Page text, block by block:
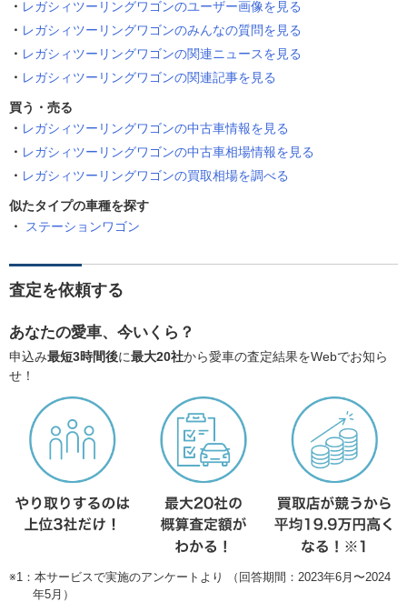
レガシィツーリングワゴンのユーザー画像を見る
レガシィツーリングワゴンのみんなの質問を見る
レガシィツーリングワゴンの関連ニュースを見る
レガシィツーリングワゴンの関連記事を見る
買う・売る
レガシィツーリングワゴンの中古車情報を見る
レガシィツーリングワゴンの中古車相場情報を見る
レガシィツーリングワゴンの買取相場を調べる
似たタイプの車種を探す
ステーションワゴン
査定を依頼する
あなたの愛車、今いくら？
申込み最短3時間後に最大20社から愛車の査定結果をWebでお知ら
せ！
※1：本サービスで実施のアンケートより （回答期間：2023年6月〜2024
年5月）